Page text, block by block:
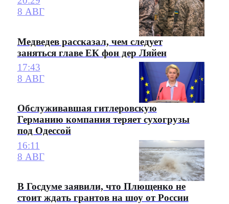
8 АВГ
Медведев рассказал, чем следует
заняться главе ЕК фон дер Ляйен
17:43
8 АВГ
Обслуживавшая гитлеровскую
Германию компания теряет сухогрузы
под Одессой
16:11
8 АВГ
В Госдуме заявили, что Плющенко не
стоит ждать грантов на шоу от России